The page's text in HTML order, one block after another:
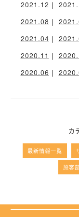
2021.12
2021.08
2021.04
2020.11
2020.06
カ
最新情報一覧
旅客